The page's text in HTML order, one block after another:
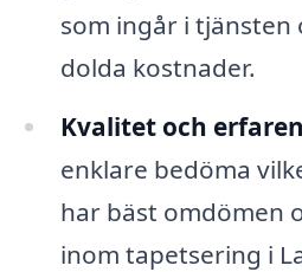
som ingår i tjänsten
dolda kostnader.
Kvalitet och
enklare bedöma
har bäst omdömen
inom tapetsering i